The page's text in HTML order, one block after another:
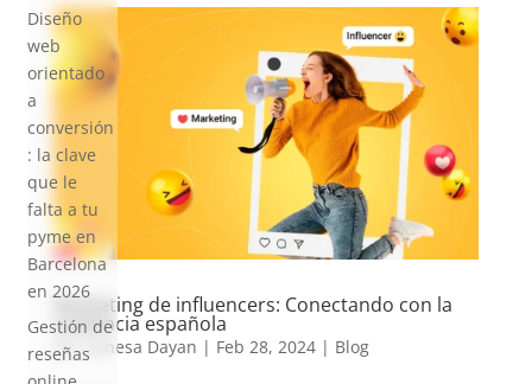
Marketing de influencers: Conectando con la
audiencia española
porVanesa Dayan | Feb 28, 2024| Blog
Diseño
web
orientado
a
conversión
: la clave
que le
falta a tu
pyme en
Barcelona
en 2026
Gestión de
reseñas